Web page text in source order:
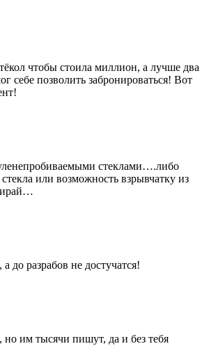
чтобы стоила миллион, а лучше два
себе позволить забронироваться! Вот
стеклами….либо
или возможность взрывчатку из
до разрабов не достучатся!
но им тысячи пишут, да и без тебя